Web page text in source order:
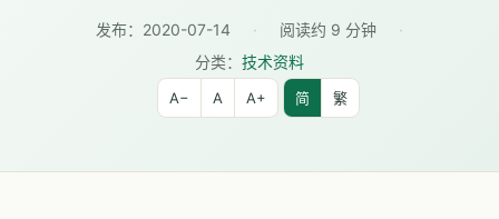
发布： 2020-07-14 · 阅读约 9 分钟
·
分类： 技术资料
A− A A+ 简 繁